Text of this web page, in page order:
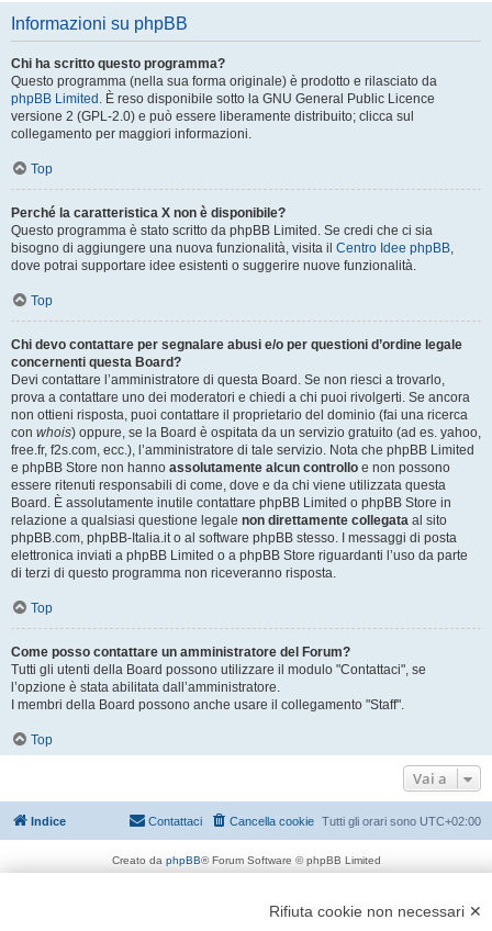
Informazioni su phpBB
Chi ha scritto questo programma?
Questo programma (nella sua forma originale) è prodotto e rilasciato da
phpBB Limited . È reso disponibile sotto la GNU General Public Licence
versione 2 (GPL-2.0) e può essere liberamente distribuito; clicca sul
collegamento per maggiori informazioni.
Top
Perché la caratteristica X non è disponibile?
Questo programma è stato scritto da phpBB Limited. Se credi che ci sia
bisogno di aggiungere una nuova funzionalità, visita il Centro Idee phpBB,
dove potrai supportare idee esistenti o suggerire nuove funzionalità.
Top
Chi devo contattare per segnalare abusi e/o per questioni d’ordine legale
concernenti questa Board?
Devi contattare l’amministratore di questa Board. Se non riesci a trovarlo,
prova a contattare uno dei moderatori e chiedi a chi puoi rivolgerti. Se ancora
non ottieni risposta, puoi contattare il proprietario del dominio (fai una ricerca
con whois) oppure, se la Board è ospitata da un servizio gratuito (ad es. yahoo,
free.fr, f2s.com, ecc.), l’amministratore di tale servizio. Nota che phpBB Limited
e phpBB Store non hanno assolutamente alcun controllo e non possono
essere ritenuti responsabili di come, dove e da chi viene utilizzata questa
Board. È assolutamente inutile contattare phpBB Limited o phpBB Store in
relazione a qualsiasi questione legale non direttamente collegata al sito
phpBB.com, phpBB-Italia.it o al software phpBB stesso. I messaggi di posta
elettronica inviati a phpBB Limited o a phpBB Store riguardanti l’uso da parte
di terzi di questo programma non riceveranno risposta.
Top
Come posso contattare un amministratore del Forum?
Tutti gli utenti della Board possono utilizzare il modulo "Contattaci", se
l’opzione è stata abilitata dall’amministratore.
I membri della Board possono anche usare il collegamento "Staff".
Top
Vai a
Indice Tutti gli orari sono UTC+02:00
Cancella cookie
Contattaci
Creato da phpBB® Forum Software © phpBB Limited
Rifiuta cookie non necessari ✕